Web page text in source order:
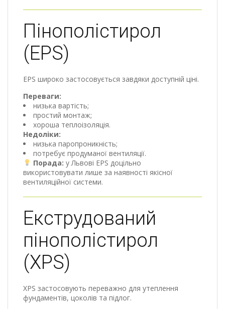
Пінополістирол
(EPS)
EPS широко застосовується завдяки доступній ціні.
Переваги:
низька вартість;
простий монтаж;
хороша теплоізоляція.
Недоліки:
низька паропроникність;
потребує продуманої вентиляції.
Порада: у Львові EPS доцільно
використовувати лише за наявності якісної
вентиляційної системи.
Екструдований
пінополістирол
(XPS)
XPS застосовують переважно для утеплення
фундаментів, цоколів та підлог.